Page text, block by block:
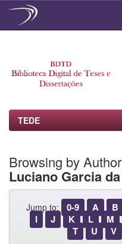
TEDE
Browsing by Author
Luciano Garcia da
Jump to: 0-9 A B
I
J K L M
T
U V